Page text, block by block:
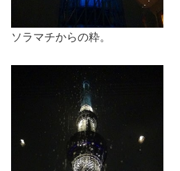
ソラマチからの粋。